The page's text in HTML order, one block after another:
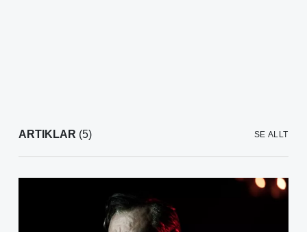
ARTIKLAR (5) SE ALLT